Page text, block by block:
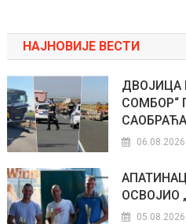
НАЈНОВИЈЕ ВЕСТИ
ДВОЈИЦА
СОМБОР“
06.08.2026.
ОСВОЈИО
05.08.2026.